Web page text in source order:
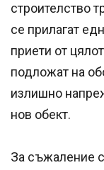
строителство
се прилагат
приети от
подложат на
излишно
нов обект.
За съжаление